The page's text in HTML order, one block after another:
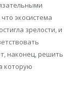
экосистема
зрелости, и
наконец, решить
которую